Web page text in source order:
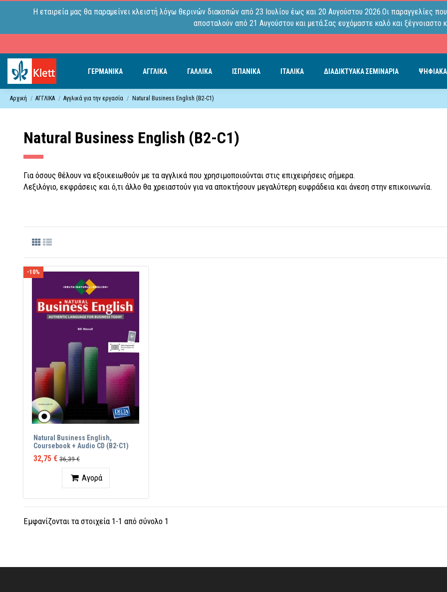
Η εταιρεία μας θα παραμείνει κλειστή λόγω θερινών διακοπών από 23 Ιουλίου έως και 20 Αυγούστου 2026.Οι παραγγελίες
αποσταλούν από 21 Αυγούστου και μετά.Σας ευχόμαστε καλό και ξέγνοιαστο
ΓΕΡΜΑΝΙΚΑ ΑΓΓΛΙΚΑ ΓΑΛΛΙΚΑ ΙΣΠΑΝΙΚΑ ΙΤΑΛΙΚΑ ΔΙΑΔΙΚΤΥΑΚΑ ΣΕΜΙΝΑΡΙΑ ΨΗΦΙΑΚΑ
Αρχική ΑΓΓΛΙΚΑ Αγγλικά για την εργασία Natural Business English (B2-C1)
Natural Business English (B2-C1)
Για όσους θέλουν να εξοικειωθούν με τα αγγλικά που χρησιμοποιούνται στις επιχειρήσεις σήμερα.
Λεξιλόγιο, εκφράσεις και ό,τι άλλο θα χρειαστούν για να αποκτήσουν μεγαλύτερη ευφράδεια και άνεση στην επικοινωνία.
-10%
Natural Business English,
Coursebook + Audio CD (B2-C1)
32,75 € 36,39 €
ΠοσότηταΑγορά
Εμφανίζονται τα στοιχεία 1-1 από σύνολο 1